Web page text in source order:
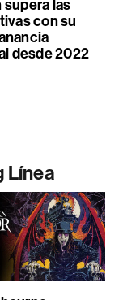
supera las
con su
desde 2022
Línea